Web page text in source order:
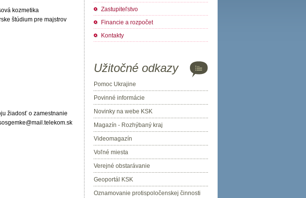
kozmetika
štúdium pre majstrov
žiadosť o zamestnanie
Zastupiteľstvo
Financie a rozpočet
Kontakty
Užitočné odkazy
Pomoc Ukrajine
Povinné informácie
Novinky na webe KSK
Magazín - Rozhýbaný kraj
Videomagazín
Voľné miesta
Verejné obstarávanie
Geoportál KSK
Oznamovanie protispoločenskej činnosti